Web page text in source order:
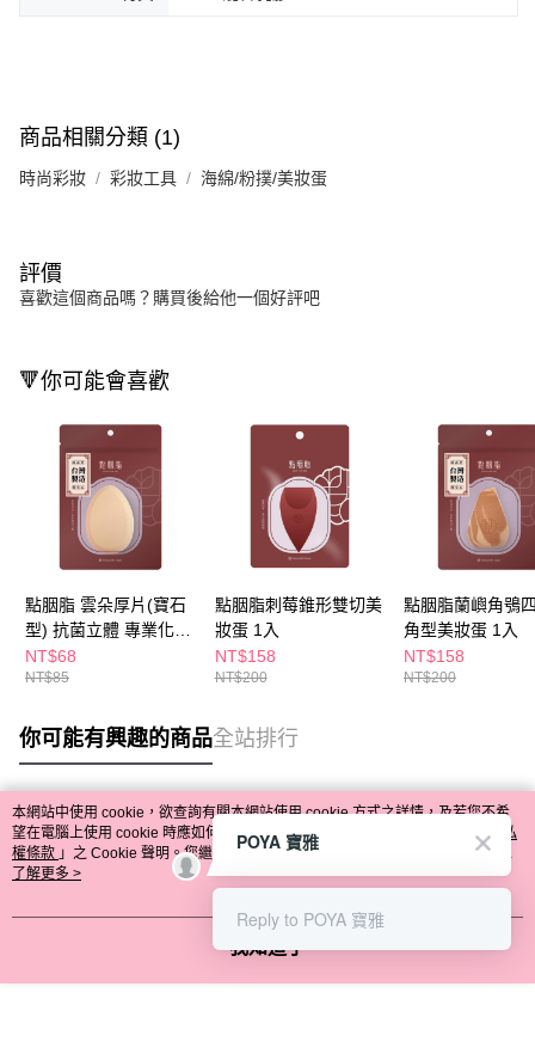
商品相關分類 (1)
時尚彩妝 彩妝工具 海綿/粉撲/美妝蛋
評價
喜歡這個商品嗎？購買後給他一個好評吧
🔻你可能會喜歡
點胭脂 雲朵厚片(寶石
型) 抗菌立體 專業化妝
粉撲(1入)
NT$68
NT$85
點胭脂刺莓錐形雙切美
妝蛋 1入
NT$158
NT$200
點胭脂蘭嶼角鴞
角型美妝蛋 1入
NT$158
NT$200
你可能有興趣的商品全站排行
熱門標籤
本網站中使用 cookie，欲查詢有關本網站使用 cookie 方式之詳情，及若您不希
望在電腦上使用 cookie 時應如何變更電腦的 cookie 設定，請參閱本網站「 隱私
權條款 」之 Cookie 聲明。您繼續使用本網站即表示您同意本公司得按本網站使
用條款之 Cookie 聲明使用 cookie。
了解更多 >
我知道了
POYA 寶雅
Reply to POYA 寶雅